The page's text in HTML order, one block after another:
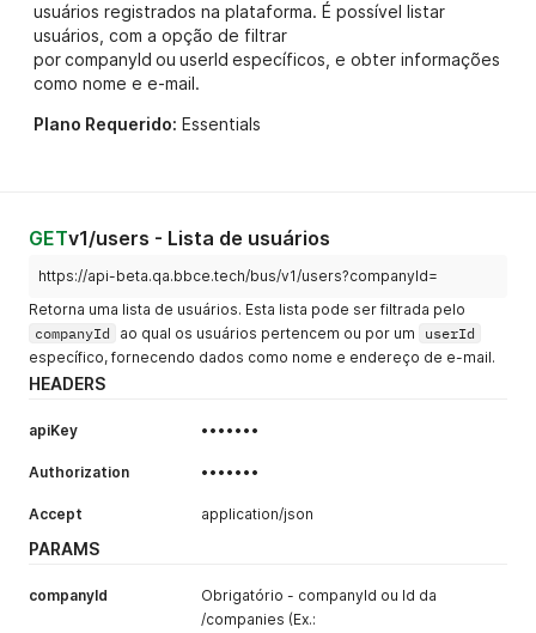
usuários registrados na plataforma. É possível listar
usuários, com a opção de filtrar
por companyId ou userId específicos, e obter informações
como nome e e-mail.
Plano Requerido: Essentials
GETv1/users - Lista de usuários
https://api-beta.qa.bbce.tech/bus/v1/users?companyId=
Retorna uma lista de usuários. Esta lista pode ser filtrada pelo
companyId
ao qual os usuários pertencem ou por um
userId
específico, fornecendo dados como nome e endereço de e-mail.
HEADERS
apiKey •••••••
Authorization •••••••
Accept application/json
PARAMS
companyId
Obrigatório - companyId ou Id da
/companies (Ex.: